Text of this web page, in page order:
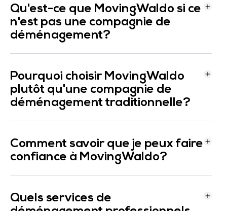
Qu'est-ce que MovingWaldo si ce
n'est pas une compagnie de
déménagement?
Pourquoi choisir MovingWaldo
plutôt qu'une compagnie de
déménagement traditionnelle?
Comment savoir que je peux faire
confiance à MovingWaldo?